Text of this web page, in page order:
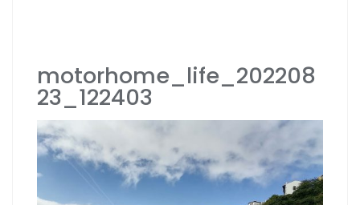
motorhome_life_202208
23_122403